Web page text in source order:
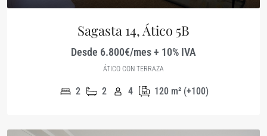
Sagasta 14, Ático 5B
Desde 6.800€/mes + 10% IVA
ÁTICO CON TERRAZA
2 2 4 120 m² (+100)